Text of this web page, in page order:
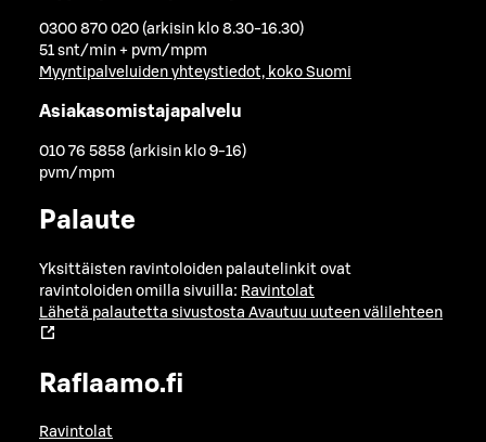
0300 870 020 (arkisin klo 8.30-16.30)
51 snt/min + pvm/mpm
Myyntipalveluiden yhteystiedot, koko Suomi
Asiakasomistajapalvelu
010 76 5858 (arkisin klo 9-16)
pvm/mpm
Palaute
Yksittäisten ravintoloiden palautelinkit ovat
ravintoloiden omilla sivuilla: Ravintolat
Lähetä palautetta sivustosta Avautuu uuteen välilehteen
Raflaamo.fi
Ravintolat